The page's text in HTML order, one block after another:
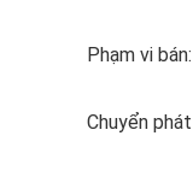
Phạm vi
Chuyển